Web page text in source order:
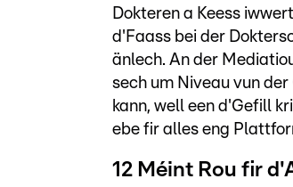
Dokteren a Keess
d'Faass bei der
änlech. An der
sech um Niveau vun
kann, well een d'Gefill
ebe fir alles eng
12 Méint Rou fir